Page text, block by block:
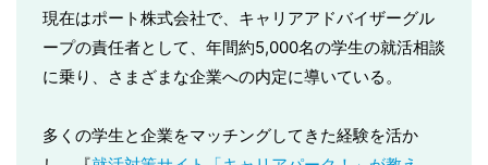
現在はポート株式会社で、キャリアアドバイザーグル
ープの責任者として、年間約5,000名の学生の就活相談
に乗り、さまざまな企業への内定に導いている。
多くの学生と企業をマッチングしてきた経験を活か